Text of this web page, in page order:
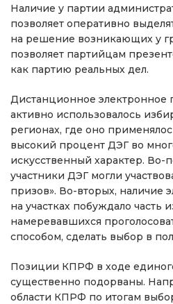
Наличие у партии
позволяет оперативно
на решение возникающих у
позволяет партийцам
как партию реальных дел.
Дистанционное электронное
активно использовалось
регионах, где оно
высокий процент ДЭГ во
искусственный характер. Во-
участники ДЭГ могли
призов». Во-вторых, наличие
на участках побуждало часть
намеревавшихся
способом, сделать выбор в
Позиции КПРФ в ходе
существенно подорваны.
области КПРФ по итогам